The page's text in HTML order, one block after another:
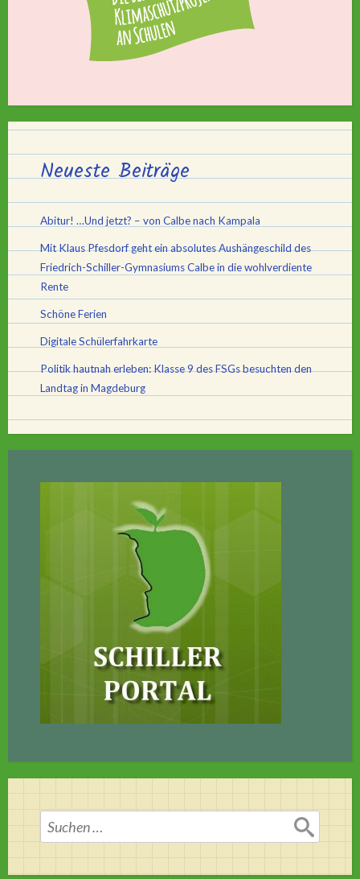
Neueste Beiträge
Abitur! …Und jetzt? – von Calbe nach Kampala
Mit Klaus Pfesdorf geht ein absolutes Aushängeschild des
Friedrich-Schiller-Gymnasiums Calbe in die wohlverdiente
Rente
Schöne Ferien
Digitale Schülerfahrkarte
Politik hautnah erleben: Klasse 9 des FSGs besuchten den
Landtag in Magdeburg
Suchen
nach: